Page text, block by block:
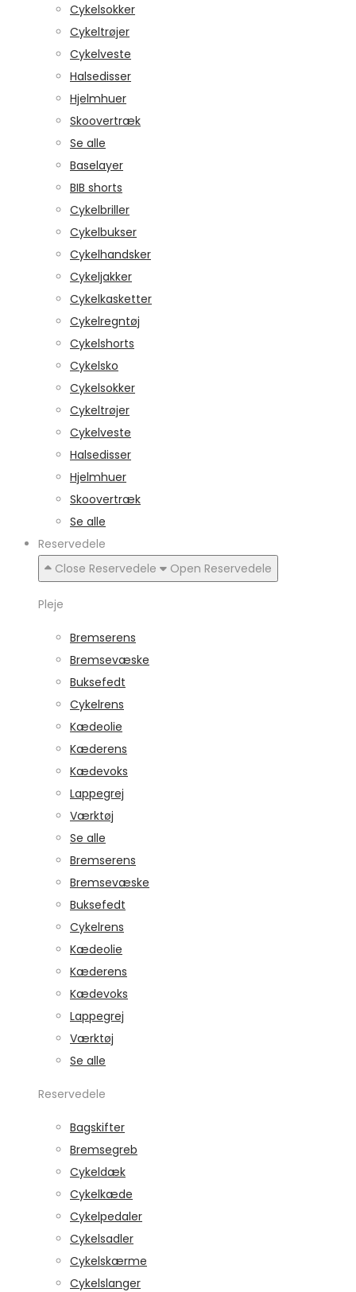
Cykelsokker
Cykeltrøjer
Cykelveste
Halsedisser
Hjelmhuer
Skoovertræk
Se alle
Baselayer
BIB shorts
Cykelbriller
Cykelbukser
Cykelhandsker
Cykeljakker
Cykelkasketter
Cykelregntøj
Cykelshorts
Cykelsko
Cykelsokker
Cykeltrøjer
Cykelveste
Halsedisser
Hjelmhuer
Skoovertræk
Se alle
Reservedele
Close Reservedele
Open Reservedele
Pleje
Bremserens
Bremsevæske
Buksefedt
Cykelrens
Kædeolie
Kæderens
Kædevoks
Lappegrej
Værktøj
Se alle
Bremserens
Bremsevæske
Buksefedt
Cykelrens
Kædeolie
Kæderens
Kædevoks
Lappegrej
Værktøj
Se alle
Reservedele
Bagskifter
Bremsegreb
Cykeldæk
Cykelkæde
Cykelpedaler
Cykelsadler
Cykelskærme
Cykelslanger